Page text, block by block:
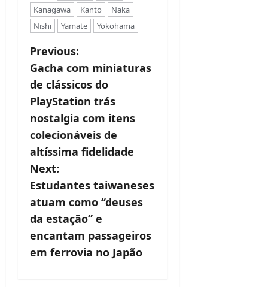
Kanagawa
Kanto
Naka
Nishi
Yamate Yokohama
P
o
s
t
n
a
v
i
g
a
Previous:
Gacha com miniaturas
de clássicos do
PlayStation trás
nostalgia com itens
colecionáveis de
altíssima fidelidade
Next:
Estudantes taiwaneses
atuam como “deuses
da estação” e
encantam passageiros
em ferrovia no Japão